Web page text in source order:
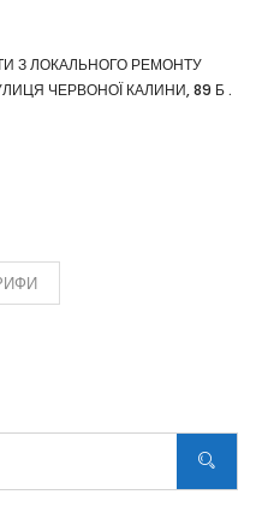
З ЛОКАЛЬНОГО РЕМОНТУ
ЧЕРВОНОЇ КАЛИНИ, 89 Б .